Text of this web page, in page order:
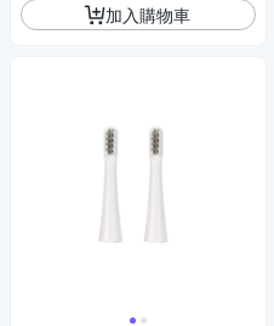
加入購物車